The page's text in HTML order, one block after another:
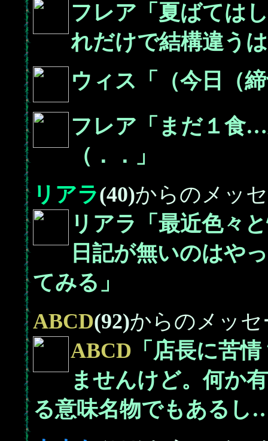
フレア「夏ばては
れだけで結構違う
ウィス「（今日（
フレア「まだ１食
（．．」
リアラ(40)からのメッ
リアラ「最近色々
日記が無いのはや
てみる」
ABCD(92)からのメッセ
ABCD 「店長に苦
ませんけど。何
る意味名物でもあるし